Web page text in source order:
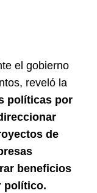
el gobierno
reveló la
políticas por
de
beneficios
político.